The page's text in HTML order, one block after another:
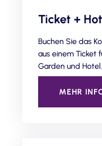
Ticket +
Buchen Sie das
aus einem Ticket
Garden und Hotel.
MEHR